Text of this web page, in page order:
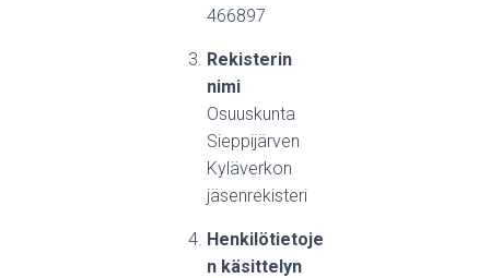
466897
Rekisterin
nimi
Osuuskunta
Sieppijärven
Kyläverkon
jäsenrekisteri
Henkilötietoje
n käsittelyn